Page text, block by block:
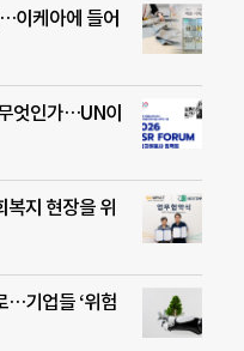
이케아에 들어
엇인가…UN이
지 현장을 위
…기업들 ‘위험